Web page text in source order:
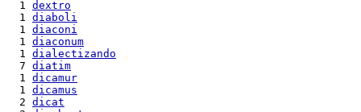
  1
dextro
  1
diaboli
  1
diaconi
  1
diaconum
  1
dialectizando
  7
diatim
  1
dicamur
  1
dicamus
  2
dicat